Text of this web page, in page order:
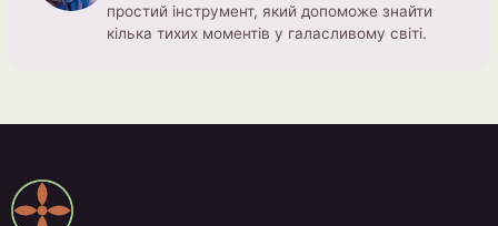
простий інструмент, який допоможе знайти
кілька тихих моментів у галасливому світі.